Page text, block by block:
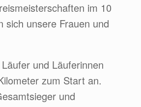
im 10
sich unsere Frauen und
und Läuferinnen
zum Start an.
und